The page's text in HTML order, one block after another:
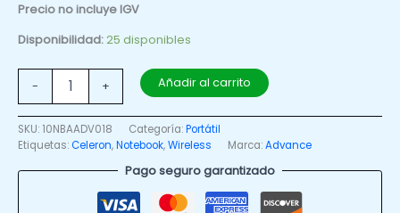
Precio no incluye IGV
Disponibilidad:25 disponibles
- + Añadir al carrito
SKU:10NBAADV018 Categoría:Portátil
Etiquetas: Celeron,Notebook,Wireless Marca:Advance
Pago seguro garantizado